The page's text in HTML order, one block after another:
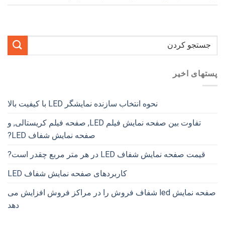
پستهای اخیر
نحوه انتخاب سازنده نمایشگر LED با کیفیت بالا
تفاوت بین صفحه نمایش فیلم LED, صفحه فیلم کریستالی, و
صفحه نمایش شفاف LED?
قیمت صفحه نمایش شفاف LED در هر متر مربع چقدر است?
کاربردهای صفحه نمایش شفاف LED
صفحه نمایش led شفاف فروش را در مراکز فروش افزایش می
دهد